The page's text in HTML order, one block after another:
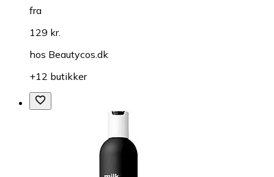
fra
129 kr.
hos Beautycos.dk
+12 butikker